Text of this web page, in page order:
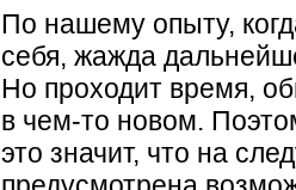
По нашему опыту,
себя, жажда
Но проходит время,
в чем-то новом.
это значит, что на